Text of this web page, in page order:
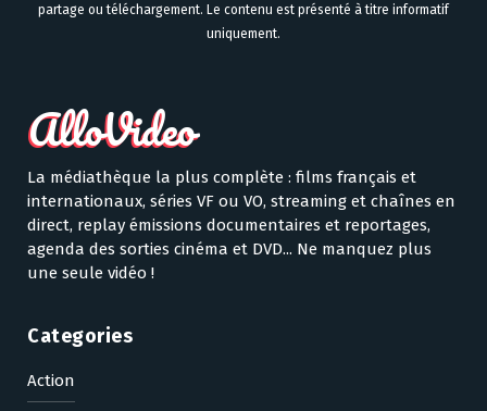
partage ou téléchargement. Le contenu est présenté à titre informatif
uniquement.
La médiathèque la plus complète : films français et
internationaux, séries VF ou VO, streaming et chaînes en
direct, replay émissions documentaires et reportages,
agenda des sorties cinéma et DVD... Ne manquez plus
une seule vidéo !
Categories
Action